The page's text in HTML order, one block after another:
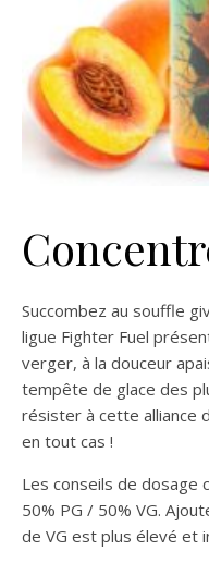
Succombez au souffle
ligue Fighter Fuel
verger, à la douceur
tempête de glace des
résister à cette alliance
en tout cas !
Les conseils de dosage
50% PG / 50% VG.
de VG est plus élevé et